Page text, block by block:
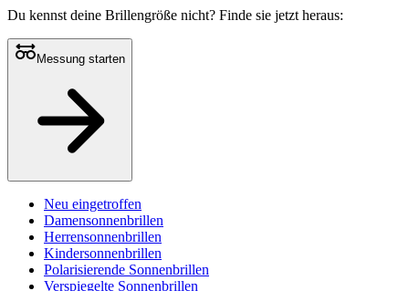
Du kennst deine Brillengröße nicht? Finde sie jetzt heraus:
Messung starten
Neu eingetroffen
Damensonnenbrillen
Herrensonnenbrillen
Kindersonnenbrillen
Polarisierende Sonnenbrillen
Verspiegelte Sonnenbrillen